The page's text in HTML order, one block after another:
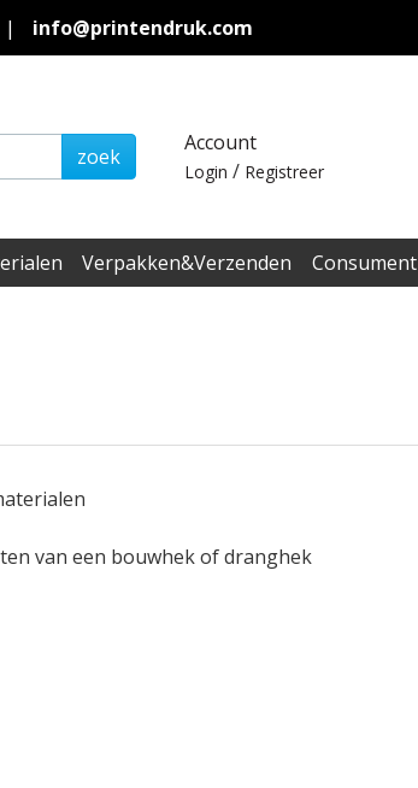
| info@printendruk.com
zoek
Account
Login / Registreer
Verpakken&Verzenden Consument
van een bouwhek of dranghek